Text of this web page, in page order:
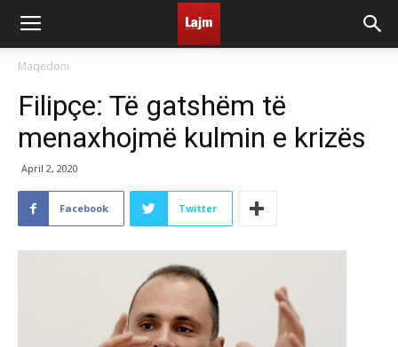
Maqedoni
Filipçe: Të gatshëm të
menaxhojmë kulmin e krizës
April 2, 2020
Facebook Twitter